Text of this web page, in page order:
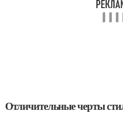
Отличительные черты